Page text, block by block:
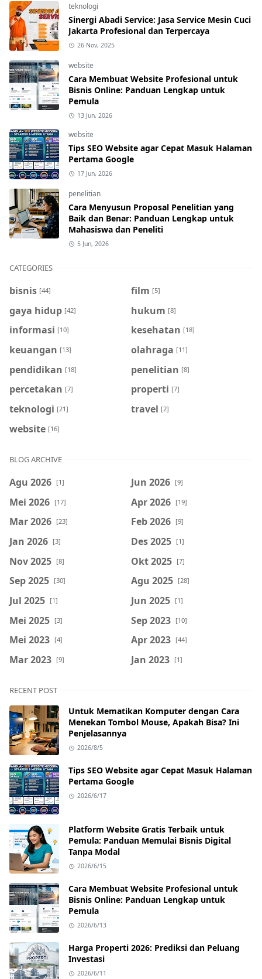
teknologi
Sinergi Abadi Service: Jasa Service Mesin Cuci
Jakarta Profesional dan Terpercaya
26 Nov, 2025
website
Cara Membuat Website Profesional untuk
Bisnis Online: Panduan Lengkap untuk
Pemula
13 Jun, 2026
website
Tips SEO Website agar Cepat Masuk Halaman
Pertama Google
17 Jun, 2026
penelitian
Cara Menyusun Proposal Penelitian yang
Baik dan Benar: Panduan Lengkap untuk
Mahasiswa dan Peneliti
5 Jun, 2026
CATEGORIES
bisnis [44] film [5]
gaya hidup [42] hukum [8]
informasi [10] kesehatan [18]
keuangan [13] olahraga [11]
pendidikan [18] penelitian [8]
percetakan [7] properti [7]
teknologi [21] travel [2]
website [16]
BLOG ARCHIVE
Agu 2026 [1] Jun 2026 [9]
Mei 2026 [17] Apr 2026 [19]
Mar 2026 [23] Feb 2026 [9]
Jan 2026 [3] Des 2025 [1]
Nov 2025 [8] Okt 2025 [7]
Sep 2025 [30] Agu 2025 [28]
Jul 2025 [1] Jun 2025 [1]
Mei 2025 [3] Sep 2023 [10]
Mei 2023 [4] Apr 2023 [44]
Mar 2023 [9] Jan 2023 [1]
RECENT POST
Untuk Mematikan Komputer dengan Cara
Menekan Tombol Mouse, Apakah Bisa? Ini
Penjelasannya
2026/8/5
Tips SEO Website agar Cepat Masuk Halaman
Pertama Google
2026/6/17
Platform Website Gratis Terbaik untuk
Pemula: Panduan Memulai Bisnis Digital
Tanpa Modal
2026/6/15
Cara Membuat Website Profesional untuk
Bisnis Online: Panduan Lengkap untuk
Pemula
2026/6/13
Harga Properti 2026: Prediksi dan Peluang
Investasi
2026/6/11